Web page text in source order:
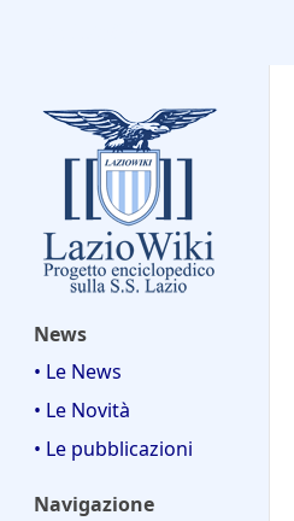
News
• Le News
• Le Novità
• Le pubblicazioni
Navigazione